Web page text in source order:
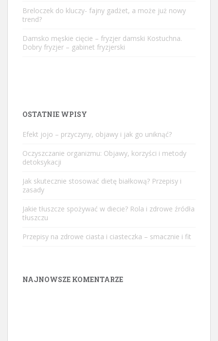
Breloczek do kluczy- fajny gadżet, a może już nowy
trend?
Damsko męskie cięcie – fryzjer damski Kostuchna.
Dobry fryzjer – gabinet fryzjerski
OSTATNIE WPISY
Efekt jojo – przyczyny, objawy i jak go uniknąć?
Oczyszczanie organizmu: Objawy, korzyści i metody
detoksykacji
Jak skutecznie stosować dietę białkową? Przepisy i
zasady
Jakie tłuszcze spożywać w diecie? Rola i zdrowe źródła
tłuszczu
Przepisy na zdrowe ciasta i ciasteczka – smacznie i fit
NAJNOWSZE KOMENTARZE